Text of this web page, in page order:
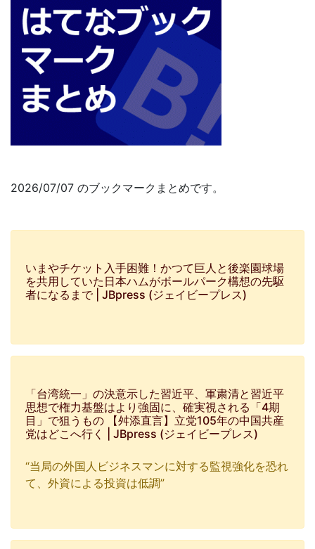
2026/07/07 のブックマークまとめです。
いまやチケット入手困難！かつて巨人と後楽園球場
を共用していた日本ハムがボールパーク構想の先駆
者になるまで | JBpress (ジェイビープレス)
「台湾統一」の決意示した習近平、軍粛清と習近平
思想で権力基盤はより強固に、確実視される「4期
目」で狙うもの 【舛添直言】立党105年の中国共産
党はどこへ行く | JBpress (ジェイビープレス)
“当局の外国人ビジネスマンに対する監視強化を恐れ
て、外資による投資は低調”